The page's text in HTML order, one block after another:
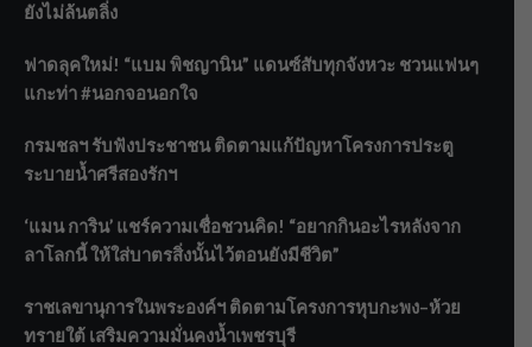
ยังไม่ล้นตลิ่ง
ฟาดลุคใหม่! “แบม พิชญานิน” แดนซ์สับทุกจังหวะ ชวนแฟนๆ
แกะท่า #นอกจอนอกใจ
กรมชลฯ รับฟังประชาชน ติดตามแก้ปัญหาโครงการประตู
ระบายน้ำศรีสองรักฯ
‘แมน การิน’ แชร์ความเชื่อชวนคิด! “อยากกินอะไรหลังจาก
ลาโลกนี้ ให้ใส่บาตรสิ่งนั้นไว้ตอนยังมีชีวิต”
ราชเลขานุการในพระองค์ฯ ติดตามโครงการหุบกะพง–ห้วย
ทรายใต้ เสริมความมั่นคงน้ำเพชรบุรี